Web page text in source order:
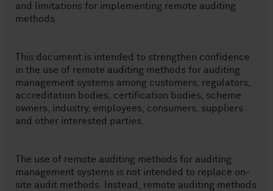
and limitations for implementing remote auditing
methods.
This document is intended to strengthen confidence
in the use of remote auditing methods for auditing
management systems among customers, regulators,
accreditation bodies, certification bodies, scheme
owners, industry, employees, consumers, suppliers
and other interested parties.
The use of remote auditing methods for auditing
management systems is not intended to replace on-
site audit methods. Instead, remote auditing methods